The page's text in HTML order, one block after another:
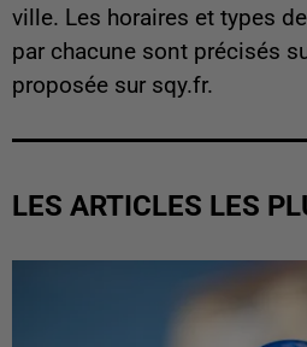
ville. Les horaires et types
par chacune sont précisés
proposée sur sqy.fr.
LES ARTICLES LES